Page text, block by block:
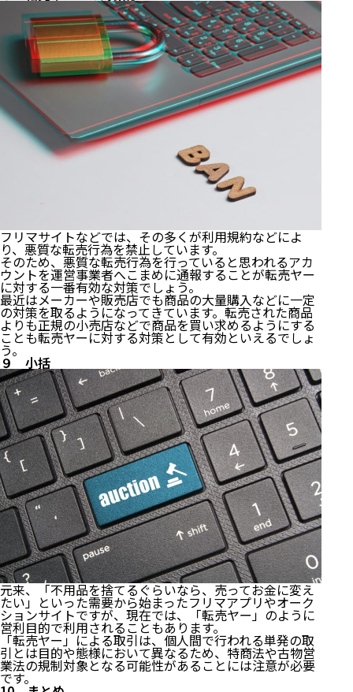
フリマサイトなどでは、その多くが利用規約などによ
り、悪質な転売行為を禁止しています。
そのため、悪質な転売行為を行っていると思われるアカ
ウントを運営事業者へこまめに通報することが転売ヤー
に対する一番有効な対策でしょう。
最近はメーカーや販売店でも商品の大量購入などに一定
の対策を取るようになってきています。転売された商品
よりも正規の小売店などで商品を買い求めるようにする
ことも転売ヤーに対する対策として有効といえるでしょ
う。
９ 小括
元来、「不用品を捨てるぐらいなら、売ってお金に変え
たい」といった需要から始まったフリマアプリやオーク
ションサイトですが、現在では、「転売ヤー」のように
営利目的で利用されることもあります。
「転売ヤー」による取引は、個人間で行われる単発の取
引とは目的や態様において異なるため、特商法や古物営
業法の規制対象となる可能性があることには注意が必要
です。